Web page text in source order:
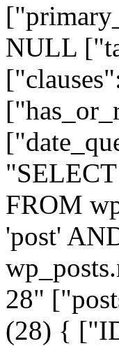
NULL
FROM
'post'
28"
(28) {